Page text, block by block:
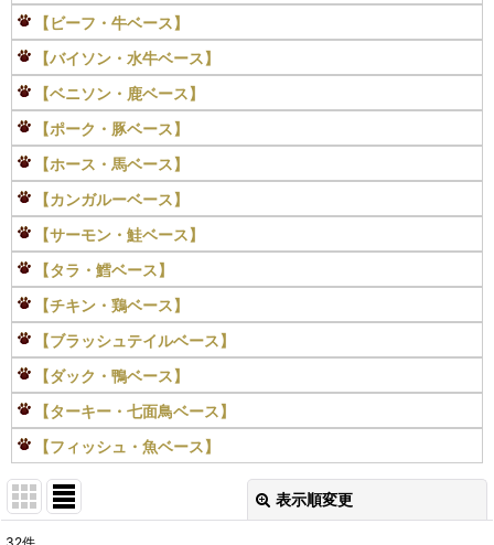
【ビーフ・牛ベース】
【バイソン・水牛ベース】
【ベニソン・鹿ベース】
【ポーク・豚ベース】
【ホース・馬ベース】
【カンガルーベース】
【サーモン・鮭ベース】
【タラ・鱈ベース】
【チキン・鶏ベース】
【ブラッシュテイルベース】
【ダック・鴨ベース】
【ターキー・七面鳥ベース】
【フィッシュ・魚ベース】
表示順変更